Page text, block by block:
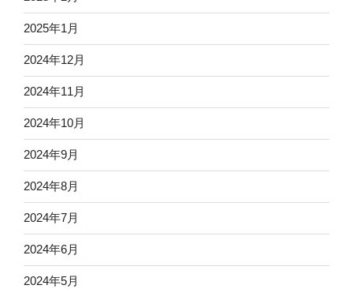
2025年1月
2024年12月
2024年11月
2024年10月
2024年9月
2024年8月
2024年7月
2024年6月
2024年5月